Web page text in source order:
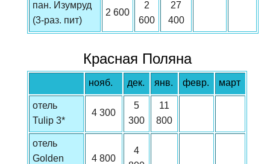
пан. Изумруд
(3-раз. пит)
2 600
2
600
27
400
Красная Поляна
нояб. дек. янв. февр. март
отель
Tulip 3*
4 300
5
300
11
800
отель
Golden
4 800
4